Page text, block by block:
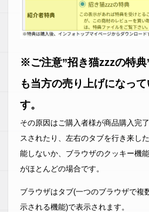
※ご注意”招き猫zzzの特典
も当方の売り上げになっ
す。
その原因はご購入者様が商品購入完
スされたり、左右のタブを行き来し
能しないか、ブラウザのクッキー機
がほとんどの場合です。
ブラウザはタブ(一つのブラウザで複
示される機能)で表示されます。